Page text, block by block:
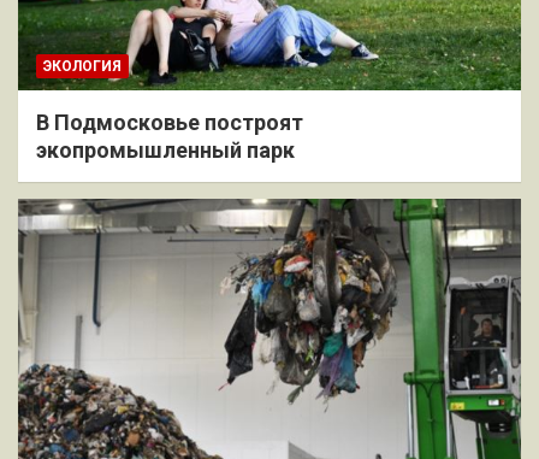
ЭКОЛОГИЯ
В Подмосковье построят
экопромышленный парк